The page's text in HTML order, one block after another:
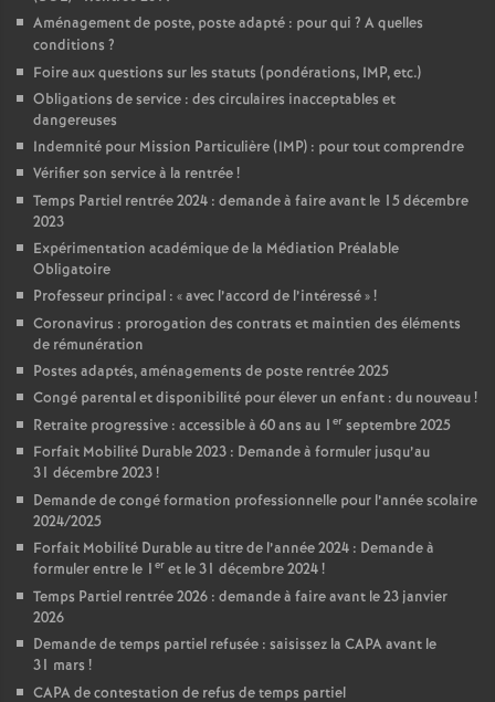
Aménagement de poste, poste adapté : pour qui ? A quelles
conditions ?
Foire aux questions sur les statuts (pondérations, IMP, etc.)
Obligations de service : des circulaires inacceptables et
dangereuses
Indemnité pour Mission Particulière (IMP) : pour tout comprendre
Vérifier son service à la rentrée!
Temps Partiel rentrée 2024 : demande à faire avant le 15 décembre
2023
Expérimentation académique de la Médiation Préalable
Obligatoire
Professeur principal : «avec l’accord de l’intéressé»!
Coronavirus : prorogation des contrats et maintien des éléments
de rémunération
Postes adaptés, aménagements de poste rentrée 2025
Congé parental et disponibilité pour élever un enfant : du nouveau!
Retraite progressive : accessible à 60 ans au 1 er septembre 2025
Forfait Mobilité Durable 2023 : Demande à formuler jusqu’au
31 décembre 2023!
Demande de congé formation professionnelle pour l’année scolaire
2024/2025
Forfait Mobilité Durable au titre de l’année 2024 : Demande à
formuler entre le 1 er et le 31 décembre 2024!
Temps Partiel rentrée 2026 : demande à faire avant le 23 janvier
2026
Demande de temps partiel refusée : saisissez la CAPA avant le
31 mars !
CAPA de contestation de refus de temps partiel